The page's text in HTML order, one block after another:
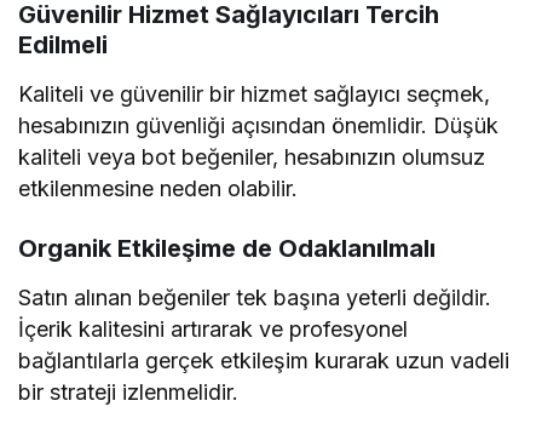
Güvenilir Hizmet Sağlayıcıları Tercih
Edilmeli
Kaliteli ve güvenilir bir hizmet sağlayıcı seçmek,
hesabınızın güvenliği açısından önemlidir. Düşük
kaliteli veya bot beğeniler, hesabınızın olumsuz
etkilenmesine neden olabilir.
Organik Etkileşime de Odaklanılmalı
Satın alınan beğeniler tek başına yeterli değildir.
İçerik kalitesini artırarak ve profesyonel
bağlantılarla gerçek etkileşim kurarak uzun vadeli
bir strateji izlenmelidir.